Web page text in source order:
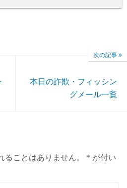
次の記事
本日の詐欺・フィッシン
グメール一覧
ることはありません。 * が付い